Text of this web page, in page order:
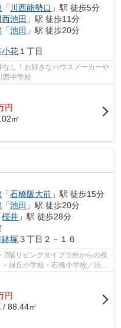
「 川西能勢口 」駅 徒歩5分
西池田 」駅 徒歩11分
「池田 」駅 徒歩20分
小花 １丁目
なし！お好きなハウスメーカーや
西中学校
円
㎡
「石橋阪大前 」駅 徒歩15分
「池田 」駅 徒歩20分
桜井 」駅 徒歩28分
鉢塚 ３丁目２－１６
2階リビングタイプで外からの視
緑丘小学校・石橋小学校／渋谷
円
/ 88.44㎡